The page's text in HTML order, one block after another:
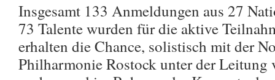
Insgesamt 133 Anmeldungen aus 27
73 Talente wurden für die aktive
erhalten die Chance, solistisch mit der
Philharmonie Rostock unter der Leitung